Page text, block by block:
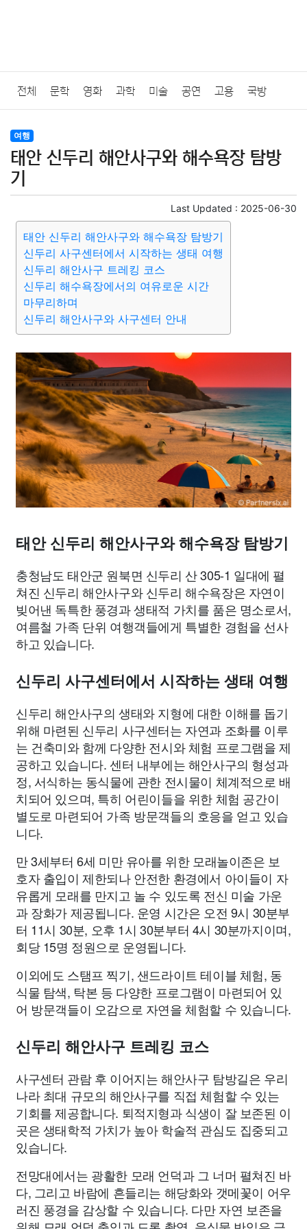
전체 문학 영화 과학 미술 공연 고용 국방
법률
질병 가요 방송 일상 주식 암호화폐 블록체인
미용 증권 인테리어
요리 상품리뷰 원예 금융 게임 스포츠
대출 자동차 취미 여행 맛집 IT
종교 사회 정치 건강 의료 의학
부동산 외국어 교육 교통 생활 기타
여행
태안 신두리 해안사구와 해수욕장 탐방
기
Last Updated : 2025-06-30
태안 신두리 해안사구와 해수욕장 탐방기
신두리 사구센터에서 시작하는 생태 여행
신두리 해안사구 트레킹 코스
신두리 해수욕장에서의 여유로운 시간
마무리하며
신두리 해안사구와 사구센터 안내
태안 신두리 해안사구와 해수욕장 탐방기
충청남도 태안군 원북면 신두리 산 305-1 일대에 펼
쳐진 신두리 해안사구와 신두리 해수욕장은 자연이
빚어낸 독특한 풍경과 생태적 가치를 품은 명소로서,
여름철 가족 단위 여행객들에게 특별한 경험을 선사
하고 있습니다.
신두리 사구센터에서 시작하는 생태 여행
신두리 해안사구의 생태와 지형에 대한 이해를 돕기
위해 마련된 신두리 사구센터는 자연과 조화를 이루
는 건축미와 함께 다양한 전시와 체험 프로그램을 제
공하고 있습니다. 센터 내부에는 해안사구의 형성과
정, 서식하는 동식물에 관한 전시물이 체계적으로 배
치되어 있으며, 특히 어린이들을 위한 체험 공간이
별도로 마련되어 가족 방문객들의 호응을 얻고 있습
니다.
만 3세부터 6세 미만 유아를 위한 모래놀이존은 보
호자 출입이 제한되나 안전한 환경에서 아이들이 자
유롭게 모래를 만지고 놀 수 있도록 전신 미술 가운
과 장화가 제공됩니다. 운영 시간은 오전 9시 30분부
터 11시 30분, 오후 1시 30분부터 4시 30분까지이며,
회당 15명 정원으로 운영됩니다.
이외에도 스탬프 찍기, 샌드라이트 테이블 체험, 동
식물 탐색, 탁본 등 다양한 프로그램이 마련되어 있
어 방문객들이 오감으로 자연을 체험할 수 있습니다.
신두리 해안사구 트레킹 코스
사구센터 관람 후 이어지는 해안사구 탐방길은 우리
나라 최대 규모의 해안사구를 직접 체험할 수 있는
기회를 제공합니다. 퇴적지형과 식생이 잘 보존된 이
곳은 생태학적 가치가 높아 학술적 관심도 집중되고
있습니다.
전망대에서는 광활한 모래 언덕과 그 너머 펼쳐진 바
다, 그리고 바람에 흔들리는 해당화와 갯메꽃이 어우
러진 풍경을 감상할 수 있습니다. 다만 자연 보존을